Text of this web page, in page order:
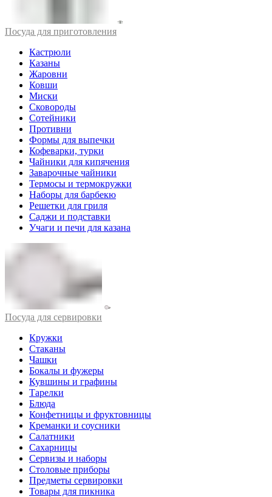
Посуда для приготовления
Кастрюли
Казаны
Жаровни
Ковши
Миски
Сковороды
Сотейники
Противни
Формы для выпечки
Кофеварки, турки
Чайники для кипячения
Заварочные чайники
Термосы и термокружки
Наборы для барбекю
Решетки для гриля
Саджи и подставки
Учаги и печи для казана
Посуда для сервировки
Кружки
Стаканы
Чашки
Бокалы и фужеры
Кувшины и графины
Тарелки
Блюда
Конфетницы и фруктовницы
Креманки и соусники
Салатники
Сахарницы
Сервизы и наборы
Столовые приборы
Предметы сервировки
Товары для пикника